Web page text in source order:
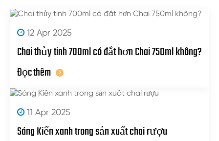
12 Apr 2025
Chai thủy tinh 700ml có đắt hơn Chai 750ml không?
Đọc thêm
11 Apr 2025
Sáng Kiến xanh trong sản xuất chai rượu